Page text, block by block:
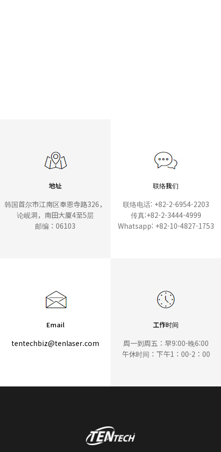
地址
韩国首尔市江南区奉恩寺路326，
论岘洞，南田大厦4至5层
邮编：06103
联络我们
联络电话: +82-2-6954-2203
传真:+82-2-3444-4999
Whatsapp: +82-10-4827-1753
Email
tentechbiz@tenlaser.com
工作时间
周一到周五：早9:00-晚6:00
午休时间：下午1：00-2：00